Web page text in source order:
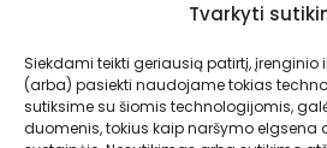
Tvarkyti
Siekdami teikti geriausią patirtį,
(arba) pasiekti naudojame tokias
sutiksime su šiomis technologijomis,
duomenis, tokius kaip naršymo elgsena
Įranga gėrimams
Renginių įranga